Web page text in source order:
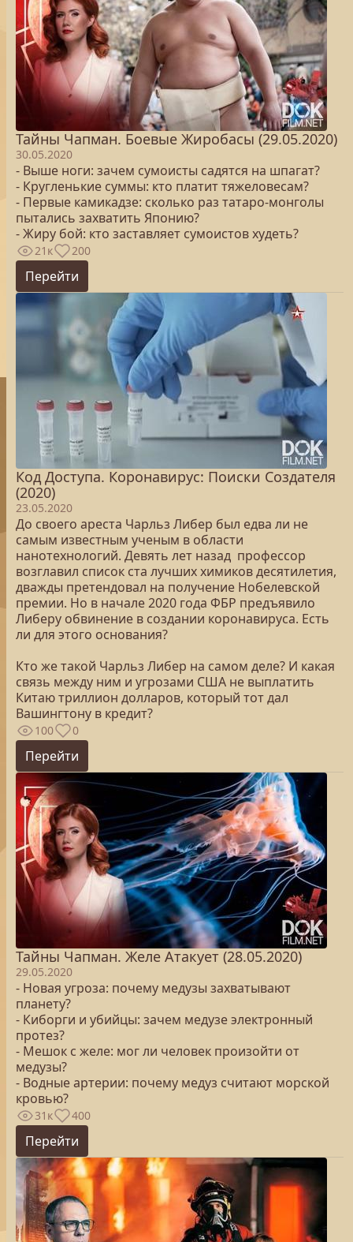
Тайны Чапман. Боевые Жиробасы (29.05.2020)
30.05.2020
- Выше ноги: зачем сумоисты садятся на шпагат?
- Кругленькие суммы: кто платит тяжеловесам?
- Первые камикадзе: сколько раз татаро-монголы
пытались захватить Японию?
- Жиру бой: кто заставляет сумоистов худеть?
21к 200
Перейти
Код Доступа. Коронавирус: Поиски Создателя
(2020)
23.05.2020
До своего ареста Чарльз Либер был едва ли не
самым известным ученым в области
нанотехнологий. Девять лет назад профессор
возглавил список ста лучших химиков десятилетия,
дважды претендовал на получение Нобелевской
премии. Но в начале 2020 года ФБР предъявило
Либеру обвинение в создании коронавируса. Есть
ли для этого основания?
Кто же такой Чарльз Либер на самом деле? И какая
связь между ним и угрозами США не выплатить
Китаю триллион долларов, который тот дал
Вашингтону в кредит?
100 0
Перейти
Тайны Чапман. Желе Атакует (28.05.2020)
29.05.2020
- Новая угроза: почему медузы захватывают
планету?
- Киборги и убийцы: зачем медузе электронный
протез?
- Мешок с желе: мог ли человек произойти от
медузы?
- Водные артерии: почему медуз считают морской
кровью?
31к 400
Перейти